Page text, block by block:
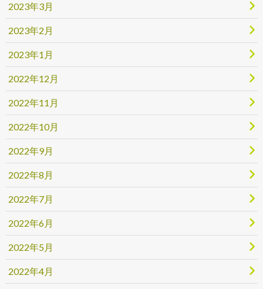
2023年3月
2023年2月
2023年1月
2022年12月
2022年11月
2022年10月
2022年9月
2022年8月
2022年7月
2022年6月
2022年5月
2022年4月